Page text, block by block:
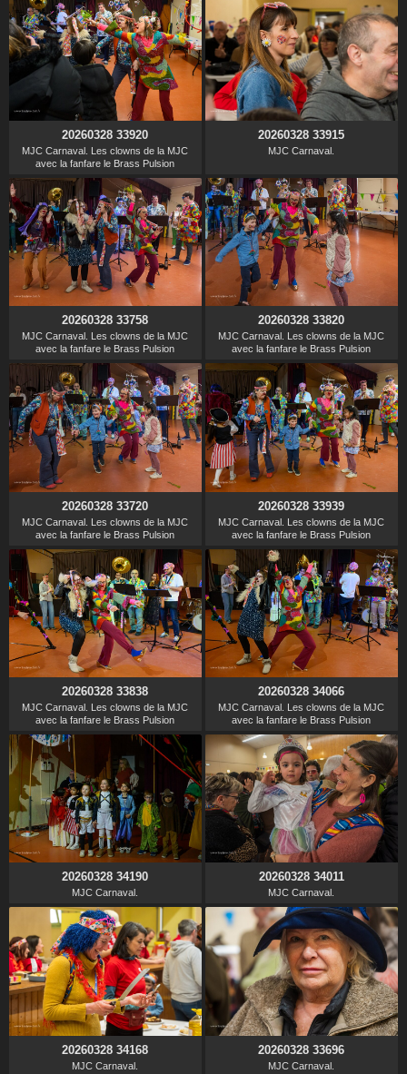
20260328 33920
MJC Carnaval. Les clowns de la MJC
avec la fanfare le Brass Pulsion
20260328 33915
MJC Carnaval.
20260328 33758
MJC Carnaval. Les clowns de la MJC
avec la fanfare le Brass Pulsion
20260328 33820
MJC Carnaval. Les clowns de la MJC
avec la fanfare le Brass Pulsion
20260328 33720
MJC Carnaval. Les clowns de la MJC
avec la fanfare le Brass Pulsion
20260328 33939
MJC Carnaval. Les clowns de la MJC
avec la fanfare le Brass Pulsion
20260328 33838
MJC Carnaval. Les clowns de la MJC
avec la fanfare le Brass Pulsion
20260328 34066
MJC Carnaval. Les clowns de la MJC
avec la fanfare le Brass Pulsion
20260328 34190
MJC Carnaval.
20260328 34011
MJC Carnaval.
20260328 34168
MJC Carnaval.
20260328 33696
MJC Carnaval.